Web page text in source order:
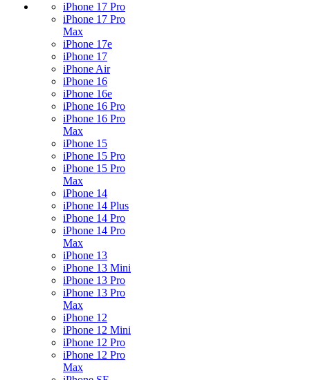
iPhone 17 Pro
iPhone 17 Pro
Max
iPhone 17e
iPhone 17
iPhone Air
iPhone 16
iPhone 16e
iPhone 16 Pro
iPhone 16 Pro
Max
iPhone 15
iPhone 15 Pro
iPhone 15 Pro
Max
iPhone 14
iPhone 14 Plus
iPhone 14 Pro
iPhone 14 Pro
Max
iPhone 13
iPhone 13 Mini
iPhone 13 Pro
iPhone 13 Pro
Max
iPhone 12
iPhone 12 Mini
iPhone 12 Pro
iPhone 12 Pro
Max